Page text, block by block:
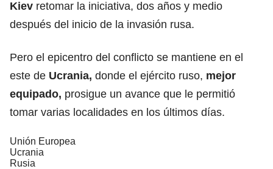
Kiev retomar la iniciativa, dos años y medio
después del inicio de la invasión rusa.
Pero el epicentro del conflicto se mantiene en el
este de Ucrania, donde el ejército ruso, mejor
equipado, prosigue un avance que le permitió
tomar varias localidades en los últimos días.
Unión Europea
Ucrania
Rusia